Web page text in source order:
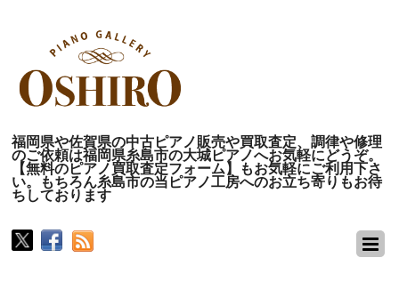
福岡県や佐賀県の中古ピアノ販売や買取査定、調律や修理
のご依頼は福岡県糸島市の大城ピアノへお気軽にどうぞ。
【無料のピアノ買取査定フォーム】もお気軽にご利用下さ
い。もちろん糸島市の当ピアノ工房へのお立ち寄りもお待
ちしております